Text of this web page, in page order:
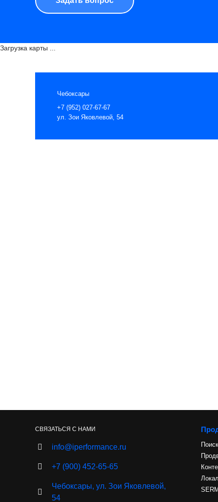
Чебоксары
+7 (952) 027-67-67
ул. Зои Яковлевой, 54
Загрузка карты ...
СВЯЗАТЬСЯ С НАМИ
info@iperformance.ru
+7 (900) 452-65-65
Чебоксары, ул. Зои Яковлевой,
54